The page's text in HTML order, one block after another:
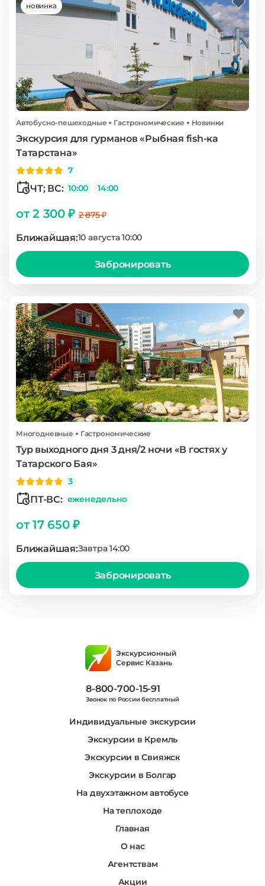
новинка
Автобусно-пешеходные Гастрономические Новинки
Экскурсия для гурманов «Рыбная fish-ка
Татарстана»
7
ЧТ; ВС: 10:00 14:00
от 2 300 ₽2 875 ₽
Ближайшая:10 августа 10:00
Забронировать
Многодневные Гастрономические
Тур выходного дня 3 дня/2 ночи «В гостях у
Татарского Бая»
3
ПТ-ВС: еженедельно
от 17 650 ₽
Ближайшая:Завтра 14:00
Забронировать
Экскурсионный
Сервис Казань
8-800-700-15-91
Звонок по России бесплатный
Индивидуальные экскурсии
Экскурсии в Кремль
Экскурсии в Свияжск
Экскурсии в Болгар
На двухэтажном автобусе
На теплоходе
Главная
О нас
Агентствам
Акции